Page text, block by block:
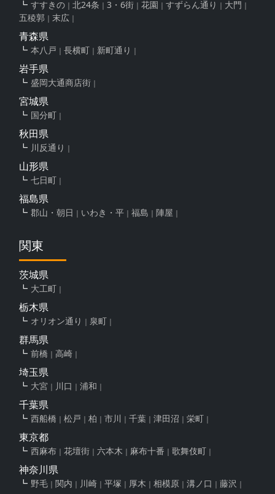
すすきの 北24条 3・6街 花園 すずらん通り
大門
五稜郭
末広
青森県
本八戸 長横町 新町通り
岩手県
盛岡大通商店街
宮城県
国分町
秋田県
川反通り
山形県
七日町
福島県
郡山・朝日 いわき・平 福島 陣屋
関東
茨城県
大工町
栃木県
オリオン通り 泉町
群馬県
前橋 高崎
埼玉県
大宮 川口 浦和
千葉県
西船橋 松戸 柏 市川 千葉 津田沼 栄町
東京都
西麻布 花壇街 六本木 麻布十番 歌舞伎町
神奈川県
野毛 関内 川崎 平塚 厚木 相模原 溝ノ口 藤沢